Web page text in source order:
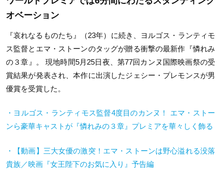
オベーション
『哀れなるものたち』（23年）に続き、ヨルゴス・ランティモ
ス監督とエマ・ストーンのタッグが贈る衝撃の最新作『憐れみ
の３章』。 現地時間5月25日夜、第77回カンヌ国際映画祭の受
賞結果が発表され、本作に出演したジェシー・プレモンスが男
優賞を受賞した。
・ヨルゴス・ランティモス監督4度目のカンヌ！ エマ・ストー
ンら豪華キャストが『憐れみの３章』プレミアを華々しく飾る
・【動画】三大女優の激突！エマ・ストーンは野心溢れる没落
貴族／映画『女王陛下のお気に入り』予告編